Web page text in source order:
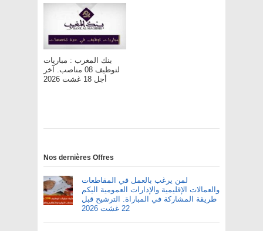
بنك المغرب : مباريات
لتوظيف 08 مناصب. آخر
أجل 18 غشت 2026
Nos dernières Offres
لمن يرغب بالعمل في المقاطعات
والعمالات الإقليمية والإدارات العمومية اليكم
طريقة المشاركة في المباراة. الترشيح قبل
22 غشت 2026